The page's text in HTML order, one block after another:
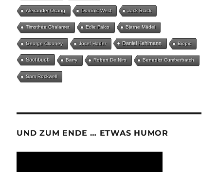
Alexander Osang Dominic West Jack Black
Timothée Chalamet Edie Falco Bjarne Mädel
George Clooney Josef Hader Daniel Kehlmann Biopic
Sachbuch Barry Robert De Niro Benedict Cumberbatch
Sam Rockwell
UND ZUM ENDE … ETWAS HUMOR